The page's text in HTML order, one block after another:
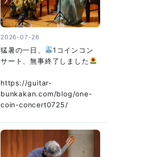
2026-07-26
猛暑の一日、
1コインコン
サート、無事終了しました
https://guitar-
bunkakan.com/blog/one-
coin-concert0725/